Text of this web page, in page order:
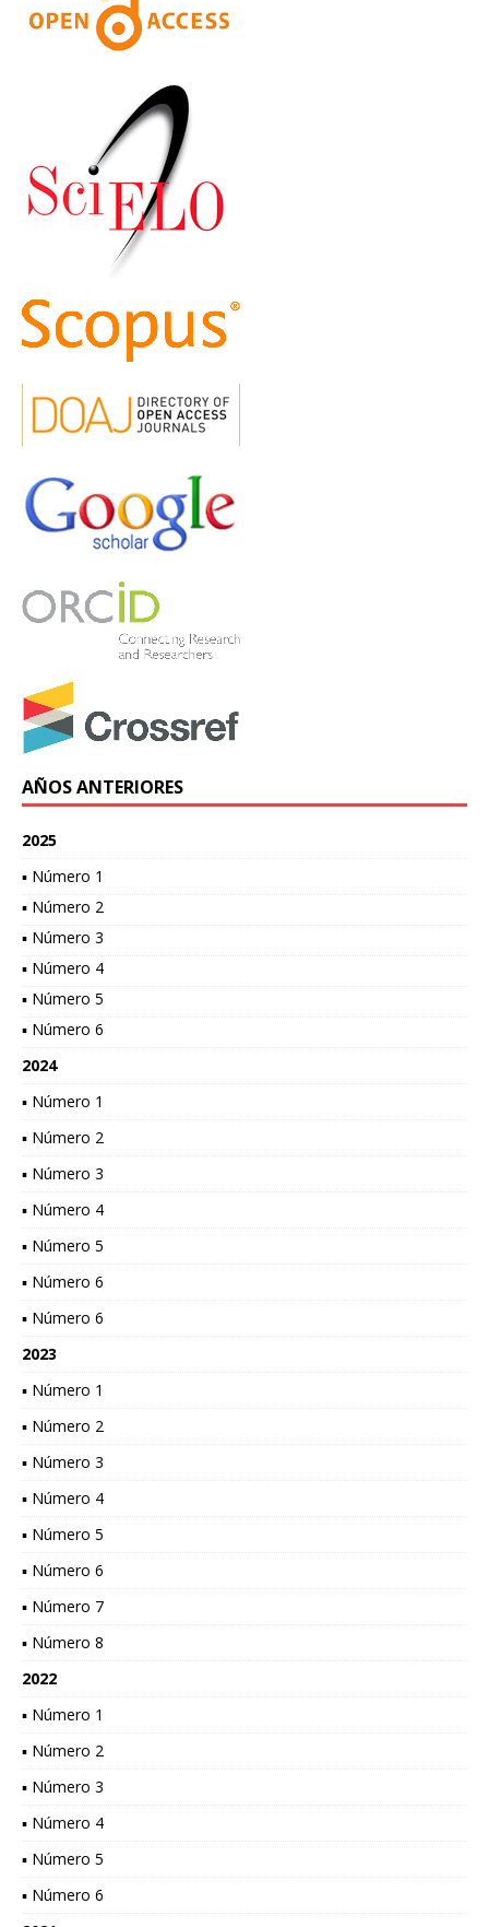
AÑOS ANTERIORES
2025
▪ Número 1
▪ Número 2
▪ Número 3
▪ Número 4
▪ Número 5
▪ Número 6
2024
▪ Número 1
▪ Número 2
▪ Número 3
▪ Número 4
▪ Número 5
▪ Número 6
▪ Número 6
2023
▪ Número 1
▪ Número 2
▪ Número 3
▪ Número 4
▪ Número 5
▪ Número 6
▪ Número 7
▪ Número 8
2022
▪ Número 1
▪ Número 2
▪ Número 3
▪ Número 4
▪ Número 5
▪ Número 6